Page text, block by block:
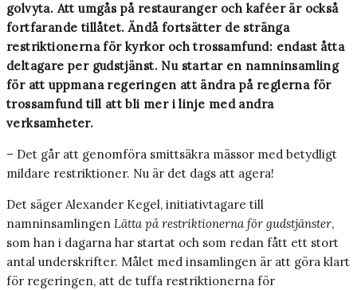
golvyta. Att umgås på restauranger och kaféer är också
fortfarande tillåtet. Ändå fortsätter de stränga
restriktionerna för kyrkor och trossamfund: endast åtta
deltagare per gudstjänst. Nu startar en namninsamling
för att uppmana regeringen att ändra på reglerna för
trossamfund till att bli mer i linje med andra
verksamheter.
– Det går att genomföra smittsäkra mässor med betydligt
mildare restriktioner. Nu är det dags att agera!
Det säger Alexander Kegel, initiativtagare till
namninsamlingen Lätta på restriktionerna för gudstjänster,
som han i dagarna har startat och som redan fått ett stort
antal underskrifter. Målet med insamlingen är att göra klart
för regeringen, att de tuffa restriktionerna för